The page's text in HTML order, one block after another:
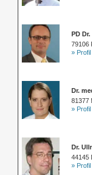
PD
79106
»
Dr.
81377
»
Dr.
44145
»